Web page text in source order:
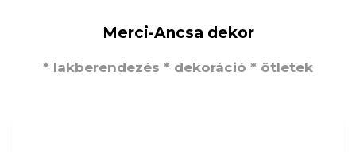
Merci-Ancsa dekor
* lakberendezés * dekoráció * ötletek